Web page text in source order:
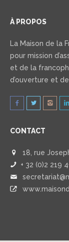
À PROPOS
La Maison de la
pour mission
et de la
d’ouverture et
CONTACT
18, rue
+ 32 (0)2 219